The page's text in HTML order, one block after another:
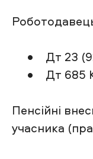
• Дт 23
• Дт 685 Кт
Пенсійні
учасника